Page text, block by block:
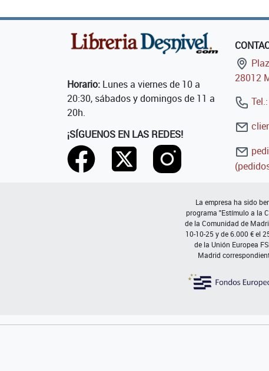
Horario: Lunes a viernes de 10 a
20:30, sábados y domingos de 11 a
20h.
¡SÍGUENOS EN LAS REDES!
28012
La empresa ha sido
programa "Estímulo a la
de la Comunidad de
10-10-25 y de 6.000 € el
de la Unión Europea
Madrid